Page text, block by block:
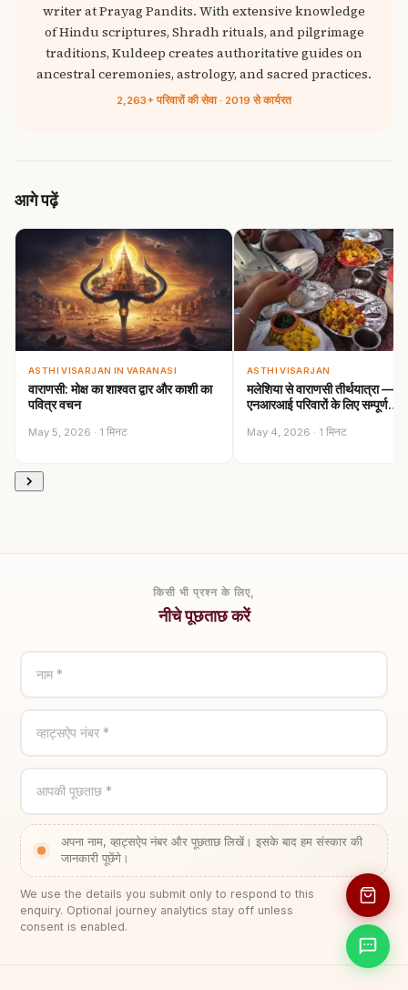
writer at Prayag Pandits. With extensive knowledge
of Hindu scriptures, Shradh rituals, and pilgrimage
traditions, Kuldeep creates authoritative guides on
ancestral ceremonies, astrology, and sacred practices.
2,263+ परिवारों की सेवा · 2019 से कार्यरत
आगे पढ़ें
ASTHI VISARJAN IN VARANASI
वाराणसी: मोक्ष का शाश्वत द्वार और काशी का
पवित्र वचन
May 5, 2026 · 1 मिनट
ASTHI VISARJAN
मलेशिया से वाराणसी तीर्थयात्रा —
एनआरआई परिवारों के लिए सम्पूर्ण…
May 4, 2026 · 1 मिनट
किसी भी प्रश्न के लिए,
नीचे पूछताछ करें
नाम *
व्हाट्सऐप नंबर *
आपकी पूछताछ *
अपना नाम, व्हाट्सऐप नंबर और पूछताछ लिखें। इसके बाद हम संस्कार की
जानकारी पूछेंगे।
We use the details you submit only to respond to this
enquiry. Optional journey analytics stay off unless
consent is enabled.